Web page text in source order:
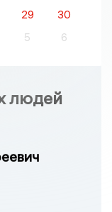
29
30
5 6
людей